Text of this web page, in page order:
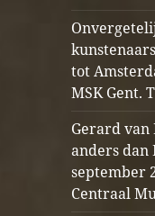
tot
MSK Gent.
Gerard
anders dan
september
Centraal